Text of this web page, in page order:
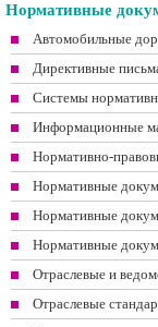
Нормативные
Автомобильные
Директивные
Системы
Информационные
Нормативно-
Нормативные
Нормативные
Нормативные
Отраслевые и
Отраслевые